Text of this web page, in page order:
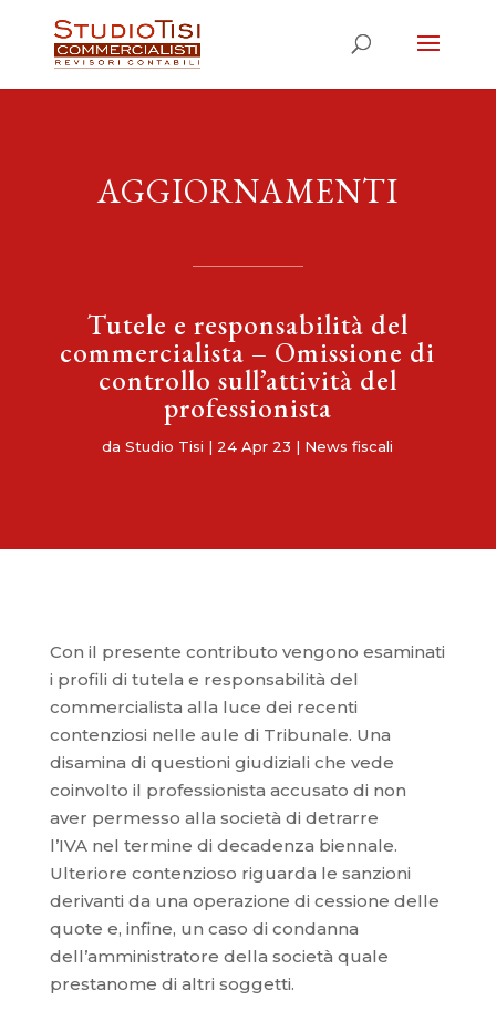
AGGIORNAMENTI
Tutele e responsabilità del
commercialista – Omissione di
controllo sull’attività del
professionista
daStudio Tisi | 24 Apr 23 | News fiscali
Con il presente contributo vengono esaminati
i profili di tutela e responsabilità del
commercialista alla luce dei recenti
contenziosi nelle aule di Tribunale. Una
disamina di questioni giudiziali che vede
coinvolto il professionista accusato di non
aver permesso alla società di detrarre
l’IVA nel termine di decadenza biennale.
Ulteriore contenzioso riguarda le sanzioni
derivanti da una operazione di cessione delle
quote e, infine, un caso di condanna
dell’amministratore della società quale
prestanome di altri soggetti.